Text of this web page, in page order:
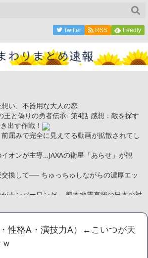
Twitter RSS Feedly
い、不器用な大人の恋
と偽りの勇者伝承- 第4話 感想：敵を探す
出す作戦！
前屈みで完全に見えてる動画が拡散されてし
オンが主導…JAXAの衛星「あらせ」が観
換して── ちゅっちゅしながらの濃厚エッ
ナンバーワンだ」 熊本地震直後の日本の対
戻ってしまい絶望する・・・「アカン、キ
」
終了のお知らせ 5年で｢ととのう客｣4割減
性格A・演技力A）←こいつが天